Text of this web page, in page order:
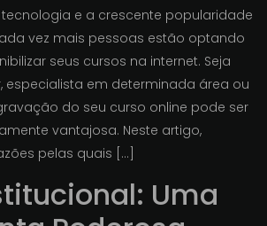
e a crescente popularidade
vez mais pessoas estão optando
seus cursos na internet. Seja
especialista em determinada área ou
do seu curso online pode ser
vantajosa. Neste artigo,
pelas quais […]
Uma